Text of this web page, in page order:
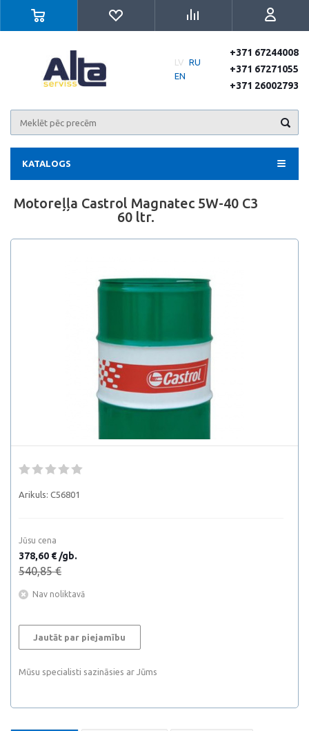
LV RU
EN
+371 67244008
+371 67271055
+371 26002793
KATALOGS
Motoreļļa Castrol Magnatec 5W-40 C3
60 ltr.
Arikuls: C56801
Jūsu cena
378,60 € /gb.
540,85 €
Nav noliktavā
Jautāt par piejamību
Mūsu specialisti sazināsies ar Jūms